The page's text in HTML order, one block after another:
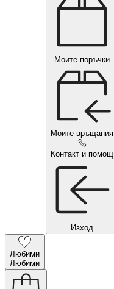
Моите поръчки
Моите връщания
Контакт и помощ
Изход
Любими
Любими